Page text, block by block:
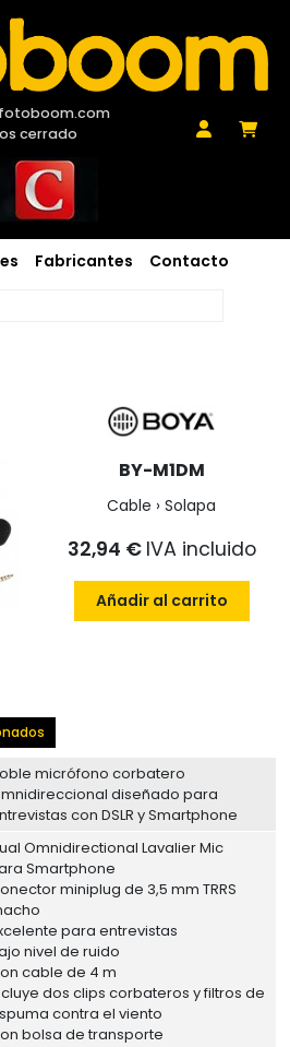
cerrado
Fabricantes Contacto
BY-M1DM
Cable › Solapa
32,94 € IVA incluido
Añadir al carrito
micrófono corbatero
diseñado para
con DSLR y Smartphone
Omnidirectional Lavalier Mic
Smartphone
miniplug de 3,5 mm TRRS
para entrevistas
nivel de ruido
cable de 4 m
dos clips corbateros y filtros de
contra el viento
bolsa de transporte